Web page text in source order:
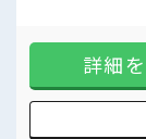
休憩室で自分タ
のんびりスマホ
持ち物が多い
ロッカー付き
よく
るす
ク制
入ア
職場
ら、
詳細